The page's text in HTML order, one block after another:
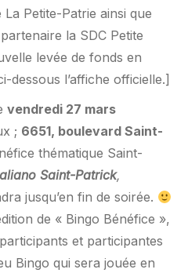
Petite-Patrie ainsi que
la SDC Petite
levée de fonds en
dessous l’affiche officielle.]
vendredi 27 mars
; 6651, boulevard Saint-
thématique Saint-
Saint-Patrick,
jusqu’en fin de soirée.
de « Bingo Bénéfice »,
et participantes
Bingo qui sera jouée en